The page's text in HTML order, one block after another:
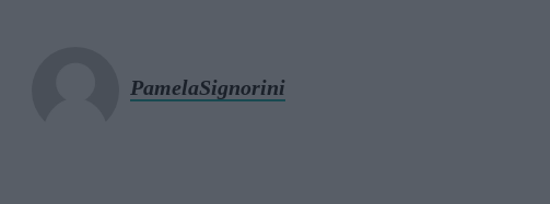
PamelaSignorini